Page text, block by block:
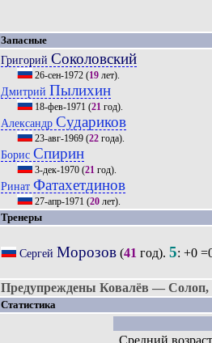
Запасные
Григорий Соколовский
26-сен-1972(19лет).
Дмитрий Пылихин
18-фев-1971 (21год).
Александр Судариков
23-авг-1969(22года).
Борис Спирин
3-дек-1970(21год).
Ринат Фатахетдинов
27-апр-1971 (20лет).
Тренеры
Сергей Морозов(41 год). 5: +0
Предупреждены Ковалёв — Солоп,
Статистика
Средний